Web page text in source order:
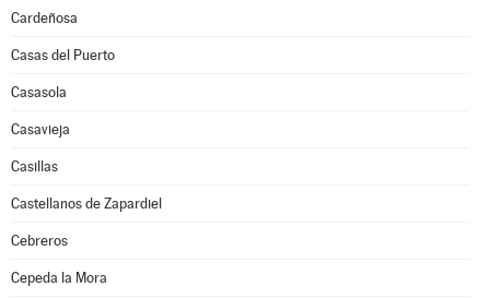
Cardeñosa
Casas del Puerto
Casasola
Casavieja
Casillas
Castellanos de Zapardiel
Cebreros
Cepeda la Mora